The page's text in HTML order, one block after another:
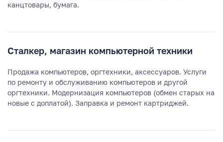
канцтовары, бумага.
Сталкер, магазин компьютерной техники
Продажа компьютеров, оргтехники, аксессуаров. Услуги
по ремонту и обслуживанию компьютеров и другой
оргтехники. Модернизация компьютеров (обмен старых на
новые с доплатой). Заправка и ремонт картриджей.